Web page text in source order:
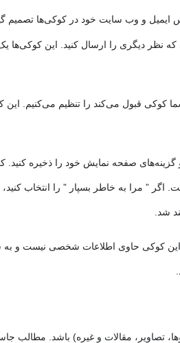
و وب سایت خود در کوکی‌ها تصمیم
که نظر دیگری را ارسال کنید. این
کوکی قبول می‌کند را تنظیم می‌کنیم. این
گزینه‌های صفحه نمایش خود را ذخیره کنید.
” مرا به خاطر بسپار ” را انتخاب کنید،
شد.
این کوکی حاوی اطلاعات شخصی نیست و
تصاویر، مقالات و غیره) باشد. مطالب